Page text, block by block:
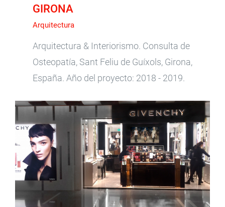
GIRONA
Arquitectura
Arquitectura & Interiorismo. Consulta de
Osteopatía, Sant Feliu de Guíxols, Girona,
España. Año del proyecto: 2018 - 2019.
GIVENCHY – MACAU – FOUR SEASONS